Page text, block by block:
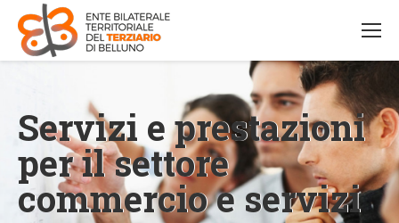
Servizi e prestazioni
per il settore
commercio e servizi